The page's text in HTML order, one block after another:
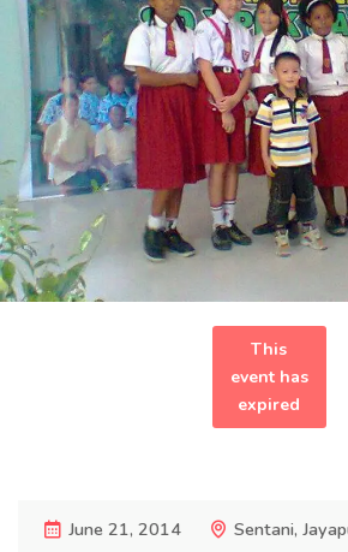
This
event has
expired
June 21, 2014
Sentani,